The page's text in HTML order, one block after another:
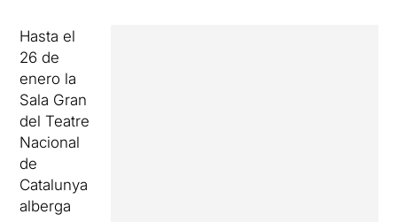
Hasta el
26 de
enero la
Sala Gran
del Teatre
Nacional
de
Catalunya
alberga